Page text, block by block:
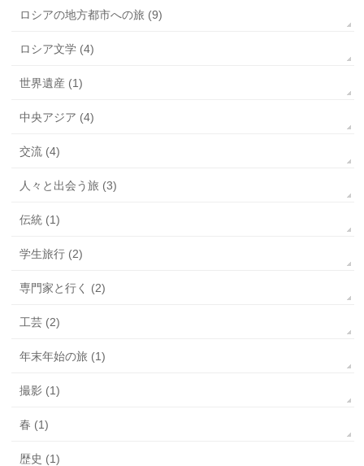
ロシアの地方都市への旅 (9)
ロシア文学 (4)
世界遺産 (1)
中央アジア (4)
交流 (4)
人々と出会う旅 (3)
伝統 (1)
学生旅行 (2)
専門家と行く (2)
工芸 (2)
年末年始の旅 (1)
撮影 (1)
春 (1)
歴史 (1)